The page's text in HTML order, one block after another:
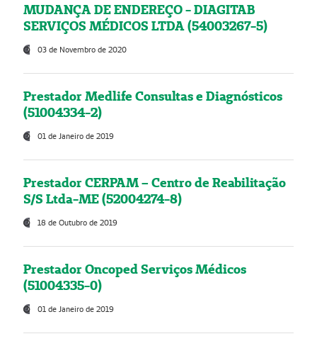
MUDANÇA DE ENDEREÇO - DIAGITAB
SERVIÇOS MÉDICOS LTDA (54003267-5)
03 de Novembro de 2020
Prestador Medlife Consultas e Diagnósticos
(51004334-2)
01 de Janeiro de 2019
Prestador CERPAM – Centro de Reabilitação
S/S Ltda-ME (52004274-8)
18 de Outubro de 2019
Prestador Oncoped Serviços Médicos
(51004335-0)
01 de Janeiro de 2019